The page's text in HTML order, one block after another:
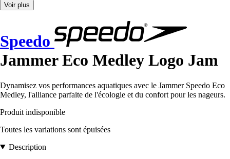
Voir plus
Speedo
Jammer Eco Medley Logo Jam
Dynamisez vos performances aquatiques avec le Jammer Speedo Eco
Medley, l'alliance parfaite de l'écologie et du confort pour les nageurs.
Produit indisponible
Toutes les variations sont épuisées
Description